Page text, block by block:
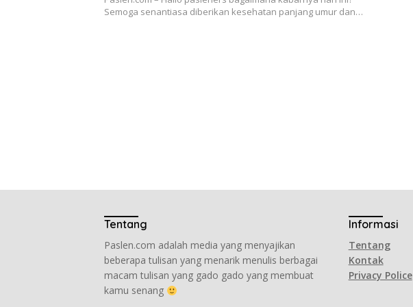
Semoga senantiasa diberikan kesehatan panjang umur dan…
Tentang
Paslen.com adalah media yang menyajikan
beberapa tulisan yang menarik menulis berbagai
macam tulisan yang gado gado yang membuat
kamu senang
Informasi
Tentang
Kontak
Privacy Police